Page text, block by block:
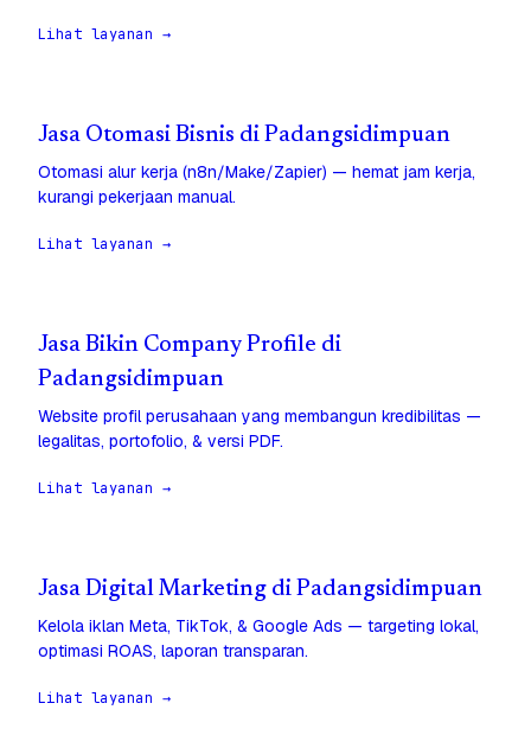
Lihat layanan →
Jasa Otomasi Bisnis di Padangsidimpuan
Otomasi alur kerja (n8n/Make/Zapier) — hemat jam kerja,
kurangi pekerjaan manual.
Lihat layanan →
Jasa Bikin Company Profile di
Padangsidimpuan
Website profil perusahaan yang membangun kredibilitas —
legalitas, portofolio, & versi PDF.
Lihat layanan →
Jasa Digital Marketing di Padangsidimpuan
Kelola iklan Meta, TikTok, & Google Ads — targeting lokal,
optimasi ROAS, laporan transparan.
Lihat layanan →